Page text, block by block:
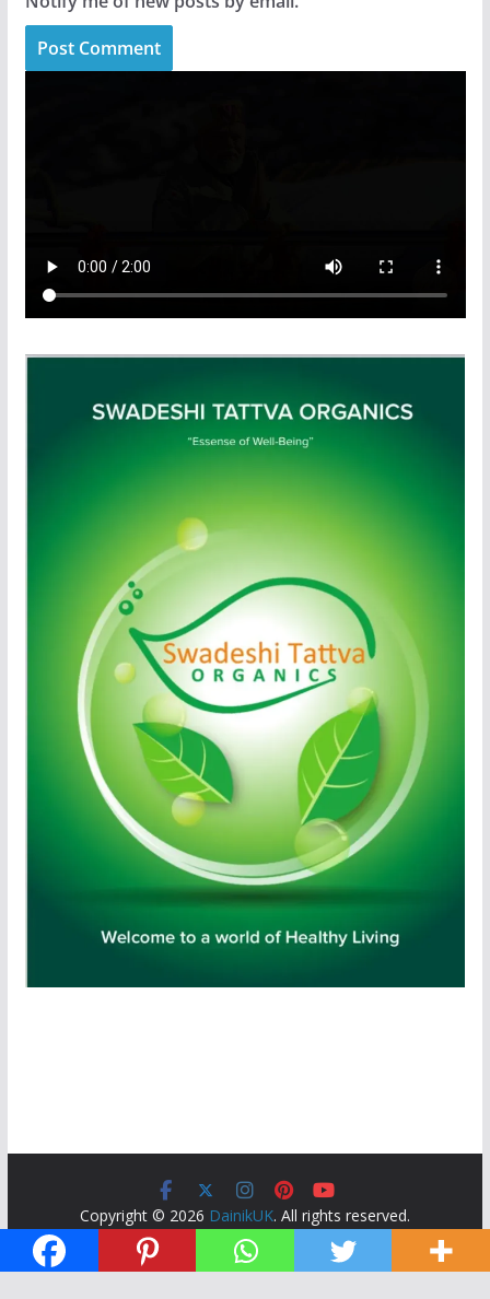
Copyright © 2026 DainikUK. All rights reserved.
Theme:
ColorMag by ThemeGrill. Powered by WordPress.